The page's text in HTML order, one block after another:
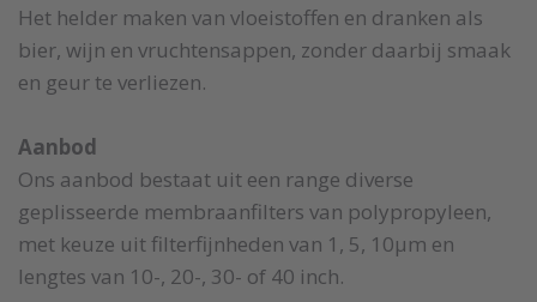
Het helder maken van vloeistoffen en dranken als
bier, wijn en vruchtensappen, zonder daarbij smaak
en geur te verliezen.
Aanbod
Ons aanbod bestaat uit een range diverse
geplisseerde membraanfilters van polypropyleen,
met keuze uit filterfijnheden van 1, 5, 10µm en
lengtes van 10-, 20-, 30- of 40 inch.